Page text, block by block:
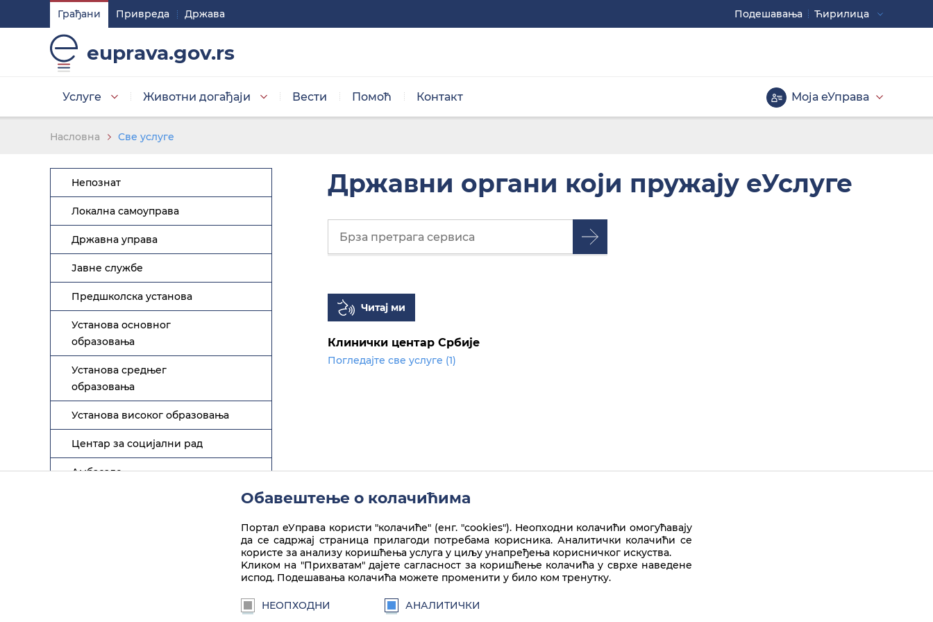
Грађани Привреда Држава
euprava.gov.rs
Моја еУправа
Услуге Животни догађаји Вести Помоћ Контакт
Ћирилица
Подешавaња
Подешавaња
Изаберите стил приказа слова
Изаберите тему
Основна тема Црно/бела тема
Насловна Све услуге
Непознат
Локална самоуправа
Државна управа
Јавне службе
Предшколска установа
Установа основног
образовања
Установа средњег
образовања
Установа високог образовања
Центар за социјални рад
Амбасаде
Државни органи који пружају еУслуге
Читај ми
Клинички центар Србије
Погледајте све услуге (1)
euprava.gov.rs
Портал еУправа Републике Србије
Веб презентација је лиценцирана под условима лиценце Creative Commons Ауторство-Некомерцијално-Без прераде
Обавештење о колачићима
Портал еУправа користи "колачиће" (енг. "cookies"). Неопходни колачићи омогућавају
да се садржај страница прилагоди потребама корисника. Аналитички колачићи се
користе за анализу коришћења услуга у циљу унапређења корисничког искуства.
Kликом на "Прихватам" дајете сагласност за коришћење колачића у сврхе наведене
испод. Подешавања колачића можете променити у било ком тренутку.
НЕОПХОДНИ АНАЛИТИЧКИ